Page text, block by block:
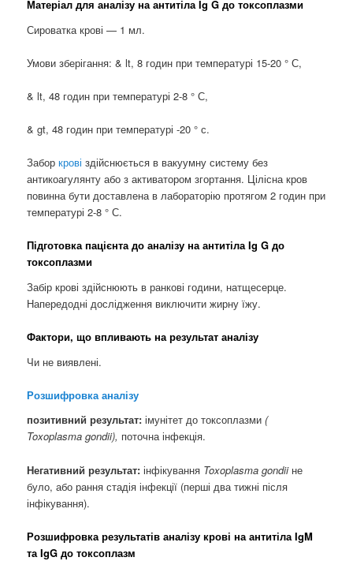
Матеріал для аналізу на антитіла Ig G до токсоплазми
Сироватка крові — 1 мл.
Умови зберігання: & lt, 8 годин при температурі 15-20 ° С,
& lt, 48 годин при температурі 2-8 ° С,
& gt, 48 годин при температурі -20 ° с.
Заборкровіздійснюється в вакуумну систему без
антикоагулянту або з активатором згортання. Цілісна кров
повинна бути доставлена ​​в лабораторію протягом 2 годин при
температурі 2-8 ° С.
Підготовка пацієнта до аналізу на антитіла Ig G до
токсоплазми
Забір крові здійснюють в ранкові години, натщесерце.
Напередодні дослідження виключити жирну їжу.
Фактори, що впливають на результат аналізу
Чи не виявлені.
Розшифровка аналізу
позитивний результат:імунітет до токсоплазми(
Toxoplasma gondii), поточна інфекція.
Негативний результат:інфікування Toxoplasmagondii не
було, або рання стадія інфекції (перші два тижні після
інфікування).
Розшифровка результатів аналізу крові на антитіла IgM
та IgG до токсоплазм